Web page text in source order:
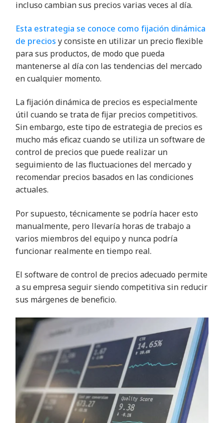
incluso cambian sus precios varias veces al día.
Esta estrategia se conoce como fijación dinámica
de precios y consiste en utilizar un precio flexible
para sus productos, de modo que pueda
mantenerse al día con las tendencias del mercado
en cualquier momento.
La fijación dinámica de precios es especialmente
útil cuando se trata de fijar precios competitivos.
Sin embargo, este tipo de estrategia de precios es
mucho más eficaz cuando se utiliza un software de
control de precios que puede realizar un
seguimiento de las fluctuaciones del mercado y
recomendar precios basados en las condiciones
actuales.
Por supuesto, técnicamente se podría hacer esto
manualmente, pero llevaría horas de trabajo a
varios miembros del equipo y nunca podría
funcionar realmente en tiempo real.
El software de control de precios adecuado permite
a su empresa seguir siendo competitiva sin reducir
sus márgenes de beneficio.